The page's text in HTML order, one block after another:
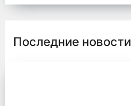
Последние новости